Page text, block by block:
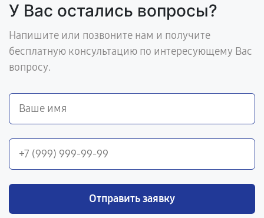
У Вас остались вопросы?
Напишите или позвоните нам и получите
бесплатную консультацию по интересующему Вас
вопросу.
Отправить заявку